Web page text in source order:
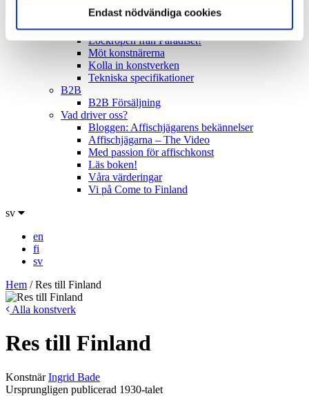
Endast nödvändiga cookies
Utställningen Come to Finland
Utställningsturnén
Lockropen från Paradiset!
Möt konstnärerna
Kolla in konstverken
Tekniska specifikationer
B2B
B2B Försäljning
Vad driver oss?
Bloggen: Affischjägarens bekännelser
Affischjägarna – The Video
Med passion för affischkonst
Läs boken!
Våra värderingar
Vi på Come to Finland
sv
en
fi
sv
Hem /Res till Finland
Alla konstverk
Res till Finland
Konstnär Ingrid Bade
Ursprungligen publicerad 1930-talet